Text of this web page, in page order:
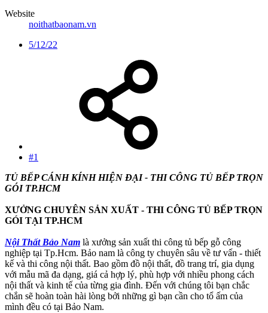
Website
noithatbaonam.vn
5/12/22
#1
TỦ BẾP CÁNH KÍNH HIỆN ĐẠI - THI CÔNG TỦ BẾP TRỌN
GÓI TP.HCM
XƯỞNG CHUYÊN SẢN XUẤT - THI CÔNG TỦ BẾP TRỌN
GÓI TẠI TP.HCM
Nội Thất Bảo Nam là xưởng sản xuất thi công tủ bếp gỗ công
nghiệp tại Tp.Hcm. Bảo nam là công ty chuyên sâu về tư vấn - thiết
kế và thi công nội thất. Bao gồm đồ nội thất, đồ trang trí, gia dụng
với mẫu mã đa dạng, giá cả hợp lý, phù hợp với nhiều phong cách
nội thất và kinh tế của từng gia đình. Đến với chúng tôi bạn chắc
chắn sẽ hoàn toàn hài lòng bởi những gì bạn cần cho tổ ấm của
mình đều có tại Bảo Nam.